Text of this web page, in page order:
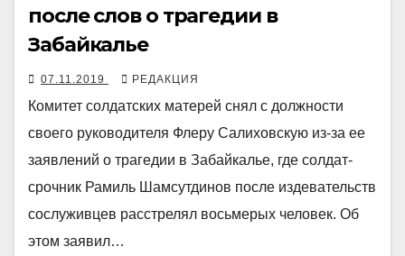
после слов о трагедии в
Забайкалье
07.11.2019 РЕДАКЦИЯ
Комитет солдатских матерей снял с должности
своего руководителя Флеру Салиховскую из-за ее
заявлений о трагедии в Забайкалье, где солдат-
срочник Рамиль Шамсутдинов после издевательств
сослуживцев расстрелял восьмерых человек. Об
этом заявил…